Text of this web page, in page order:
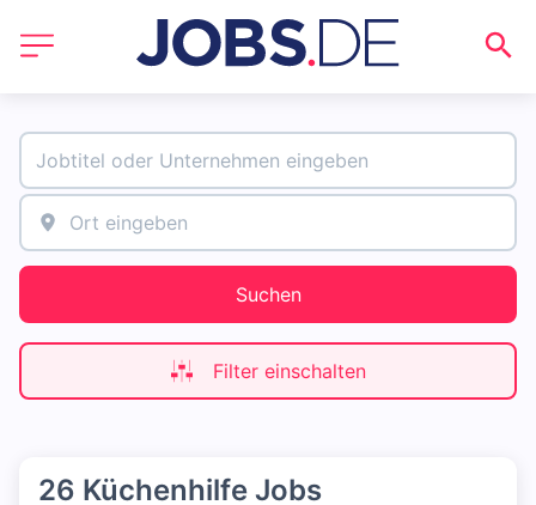
Suchen
Filter einschalten
26 Küchenhilfe Jobs